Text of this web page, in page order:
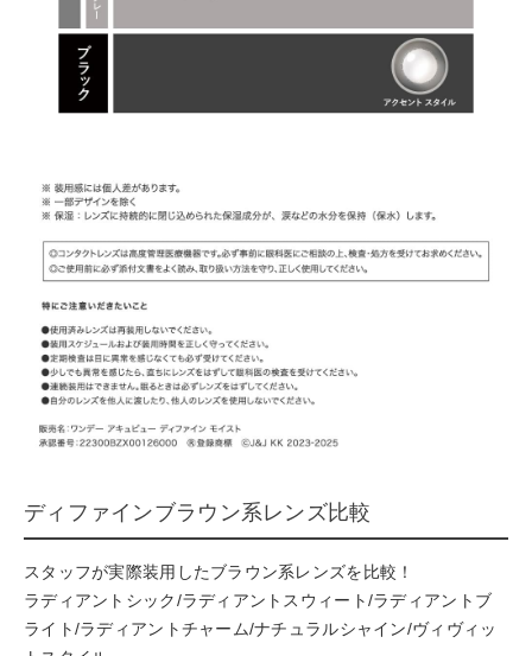
ディファインブラウン系レンズ比較
スタッフが実際装用したブラウン系レンズを比較！
ラディアントシック/ラディアントスウィート/ラディアントブ
ライト/ラディアントチャーム/ナチュラルシャイン/ヴィヴィッ